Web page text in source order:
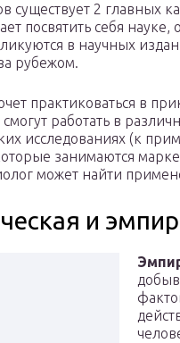
существует 2 главных
посвятить себя
в научных
рубежом.
практиковаться в
работать в
исследованиях (к
занимаются
может найти
и